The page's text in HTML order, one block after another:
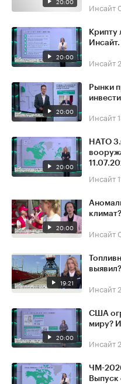
Инсайт
20:00
Крипту
Инсайт
20:00
Рынки
Инсайт
20:00
НАТО
Инсайт
20:00 Инсайт
19:21 Инсайт
20:00
США
миру?
Инсайт
ЧМ-
Выпуск